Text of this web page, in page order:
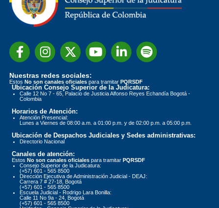
Nuestras redes sociales:
Estos No son canales oficiales para tramitar PQRSDF
Ubicación Consejo Superior de la Judicatura:
Calle 12 No 7 - 65, Palacio de Justicia Alfonso Reyes Echandía Bogotá -
Colombia
Horarios de Atención:
Atención Presencial:
Lunes a Viernes de 08:00 a.m. a 01:00 p.m. y de 02:00 p.m. a 05:00 p.m.
Ubicación de Despachos Judiciales y Sedes administrativas:
Directorio Nacional
Canales de atención:
Estos No son canales oficiales para tramitar PQRSDF
Consejo Superior de la Judicatura:
(+57) 601 - 565 8500
Dirección Ejecutiva de Administración Judicial - DEAJ:
Carrera 7 # 27-18, Bogotá
(+57) 601 - 565 8500
Escuela Judicial - Rodrigo Lara Bonilla:
Calle 11 No 9a - 24, Bogotá
(+57) 601 - 565 8500